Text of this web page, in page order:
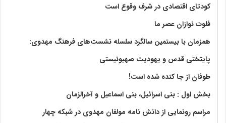
کودتای اقتصادی در شرف وقوع است
فلوت نوازان عصر ما
همزمان با بیستمین سالگرد سلسله نشست‌های فرهنگ مهدوی:‌
پایتختی قدس و یهودیت صهیونیستی
طوفان از جا کنده شده است!
بخش اول : بنی اسرائیل، بنی اسماعیل و آخرالزمان
مراسم رونمایی از دانش نامه مولفان مهدوی در شبکه چهار